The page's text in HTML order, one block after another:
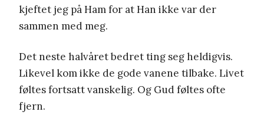
kjeftet jeg på Ham for at Han ikke var der
sammen med meg.
Det neste halvåret bedret ting seg heldigvis.
Likevel kom ikke de gode vanene tilbake. Livet
føltes fortsatt vanskelig. Og Gud føltes ofte
fjern.